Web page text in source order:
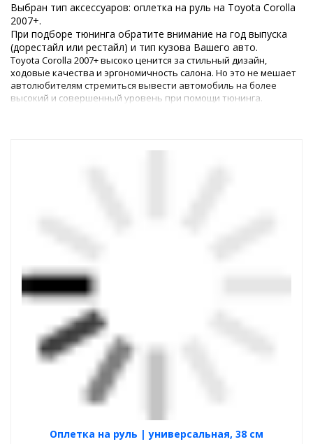
Выбран тип аксессуаров: оплетка на руль на Toyota Corolla
2007+.
При подборе тюнинга обратите внимание на год выпуска
(дорестайл или рестайл) и тип кузова Вашего авто.
Toyota Corolla 2007+ высоко ценится за стильный дизайн,
ходовые качества и эргономичность салона. Но это не мешает
автолюбителям стремиться вывести автомобиль на более
высокий и совершенный уровень при помощи тюнинга.
Оплетка на руль | универсальная, 38 см